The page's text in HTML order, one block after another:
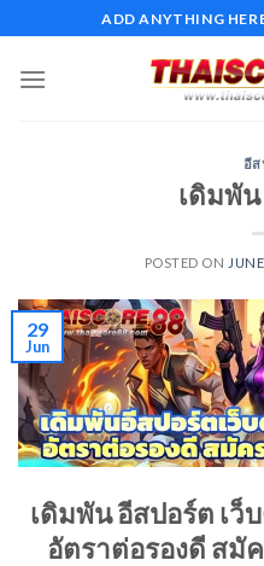
to
content
ADD ANYTHING
อี
เดิมพั
POSTED ON
29
Jun
เดิมพัน อีสปอร์ต เว็
อัตราต่อรองดี สมั